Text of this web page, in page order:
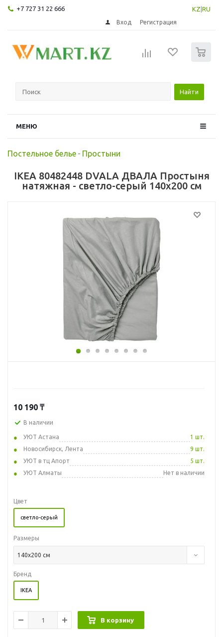
+7 727 31 22 666 KZ RU
Вход Регистрация
Найти
МЕНЮ
Постельное белье - Простыни
IKEA 80482448 DVALA ДВАЛА Простыня
натяжная - светло-серый 140x200 см
10 190 ₸
В наличии
УЮТ Астана
1 шт.
Новосибирск, Лента
9 шт.
УЮТ в тц Апорт
5 шт.
УЮТ Алматы
Нет в наличии
Цвет
светло-серый
Размеры
140x200 см
Бренд
IKEA
В корзину